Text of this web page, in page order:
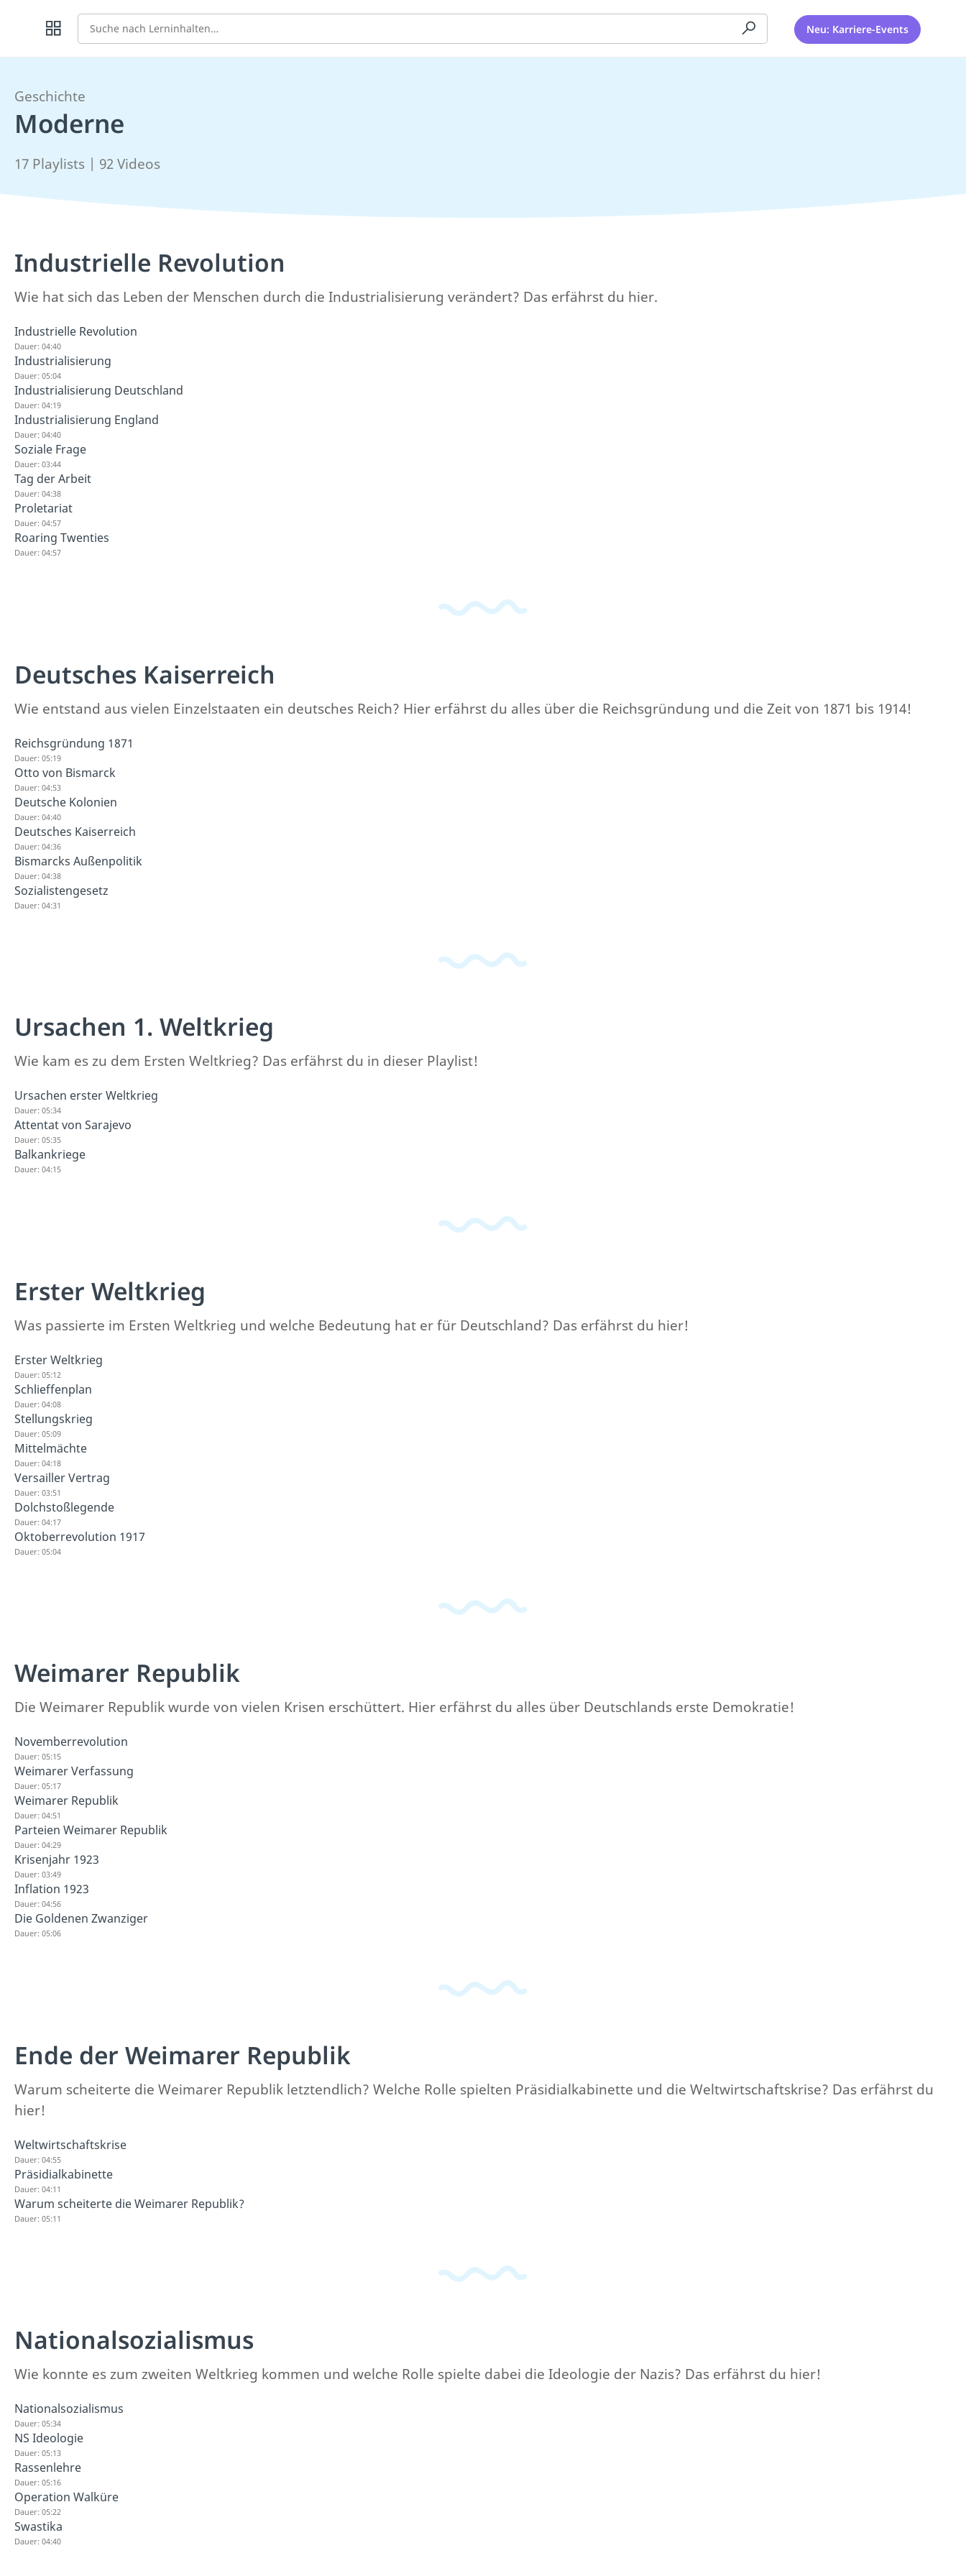
Suche Neu: Karriere-Events
Geschichte
Moderne
17 Playlists | 92 Videos
Industrielle Revolution
Wie hat sich das Leben der Menschen durch die Industrialisierung verändert? Das erfährst du hier.
Industrielle Revolution
Dauer: 04:40
Industrialisierung
Dauer: 05:04
Industrialisierung Deutschland
Dauer: 04:19
Industrialisierung England
Dauer: 04:40
Soziale Frage
Dauer: 03:44
Tag der Arbeit
Dauer: 04:38
Proletariat
Dauer: 04:57
Roaring Twenties
Dauer: 04:57
Deutsches Kaiserreich
Wie entstand aus vielen Einzelstaaten ein deutsches Reich? Hier erfährst du alles über die Reichsgründung und die Zeit von 1871 bis 1914!
Reichsgründung 1871
Dauer: 05:19
Otto von Bismarck
Dauer: 04:53
Deutsche Kolonien
Dauer: 04:40
Deutsches Kaiserreich
Dauer: 04:36
Bismarcks Außenpolitik
Dauer: 04:38
Sozialistengesetz
Dauer: 04:31
Ursachen 1. Weltkrieg
Wie kam es zu dem Ersten Weltkrieg? Das erfährst du in dieser Playlist!
Ursachen erster Weltkrieg
Dauer: 05:34
Attentat von Sarajevo
Dauer: 05:35
Balkankriege
Dauer: 04:15
Erster Weltkrieg
Was passierte im Ersten Weltkrieg und welche Bedeutung hat er für Deutschland? Das erfährst du hier!
Erster Weltkrieg
Dauer: 05:12
Schlieffenplan
Dauer: 04:08
Stellungskrieg
Dauer: 05:09
Mittelmächte
Dauer: 04:18
Versailler Vertrag
Dauer: 03:51
Dolchstoßlegende
Dauer: 04:17
Oktoberrevolution 1917
Dauer: 05:04
Weimarer Republik
Die Weimarer Republik wurde von vielen Krisen erschüttert. Hier erfährst du alles über Deutschlands erste Demokratie!
Novemberrevolution
Dauer: 05:15
Weimarer Verfassung
Dauer: 05:17
Weimarer Republik
Dauer: 04:51
Parteien Weimarer Republik
Dauer: 04:29
Krisenjahr 1923
Dauer: 03:49
Inflation 1923
Dauer: 04:56
Die Goldenen Zwanziger
Dauer: 05:06
Ende der Weimarer Republik
Warum scheiterte die Weimarer Republik letztendlich? Welche Rolle spielten Präsidialkabinette und die Weltwirtschaftskrise? Das erfährst du
hier!
Weltwirtschaftskrise
Dauer: 04:55
Präsidialkabinette
Dauer: 04:11
Warum scheiterte die Weimarer Republik?
Dauer: 05:11
Nationalsozialismus
Wie konnte es zum zweiten Weltkrieg kommen und welche Rolle spielte dabei die Ideologie der Nazis? Das erfährst du hier!
Nationalsozialismus
Dauer: 05:34
NS Ideologie
Dauer: 05:13
Rassenlehre
Dauer: 05:16
Operation Walküre
Dauer: 05:22
Swastika
Dauer: 04:40